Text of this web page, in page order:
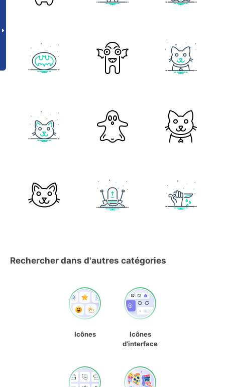
Rechercher dans d'autres catégories
Icônes
Icônes
d'interface